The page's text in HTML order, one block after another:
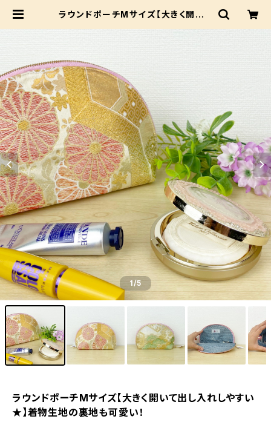
ラウンドポーチMサイズ【大きく開いて
1/5
ラウンドポーチMサイズ【大きく開いて出し入れしやすい
★】着物生地の裏地も可愛い！